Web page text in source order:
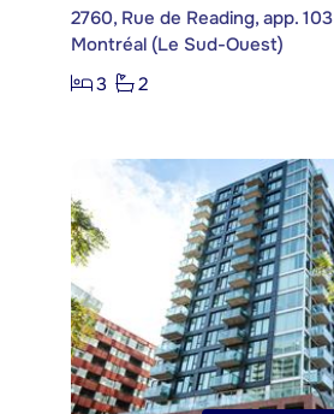
2760, Rue de Reading, app. 103
Montréal (Le Sud-Ouest)
3
2